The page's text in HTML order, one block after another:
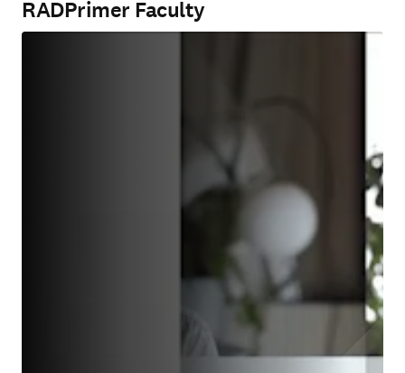
RADPrimer Faculty